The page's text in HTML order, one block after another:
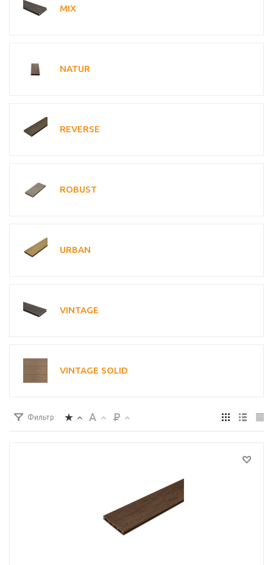
MIX
NATUR
REVERSE
ROBUST
URBAN
VINTAGE
VINTAGE SOLID
Фильтр